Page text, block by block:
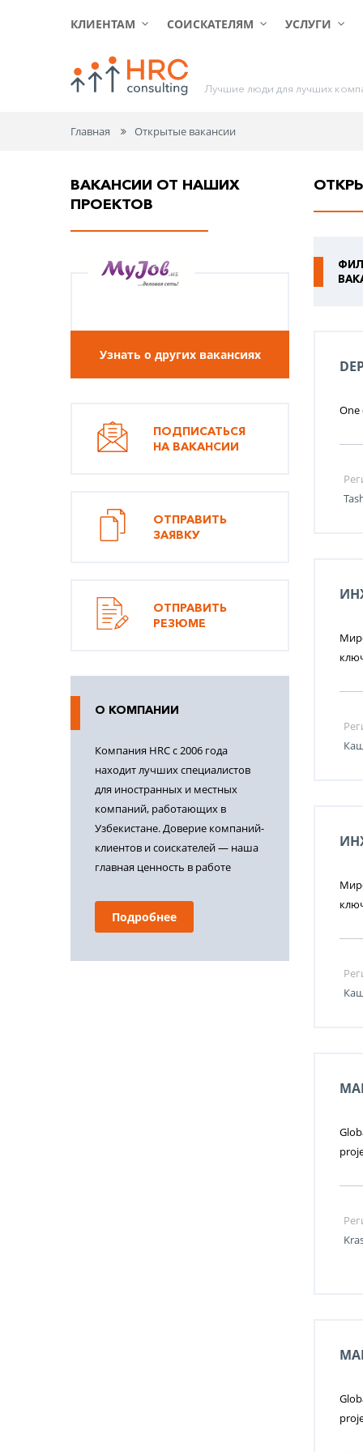
КЛИЕНТАМ
СОИСКАТЕЛЯМ УСЛУГИ
Лучшие люди для лучших комп
Главная Открытые вакансии
ВАКАНСИИ ОТ НАШИХ
ПРОЕКТОВ
Узнать о других вакансиях
ПОДПИСАТЬСЯ
НА ВАКАНСИИ
ОТПРАВИТЬ
ЗАЯВКУ
ОТПРАВИТЬ
РЕЗЮМЕ
О КОМПАНИИ
Компания HRC с 2006 года
находит лучших специалистов
для иностранных и местных
компаний, работающих в
Узбекистане. Доверие компаний-
клиентов и соискателей — наша
главная ценность в работе
Подробнее
One